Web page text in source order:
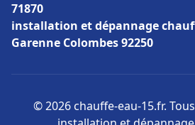
71870
installation et dépannage
Garenne Colombes 92250
© 2026 chauffe-eau-15.fr.